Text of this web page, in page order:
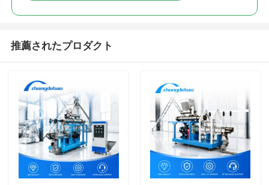
推薦されたプロダクト